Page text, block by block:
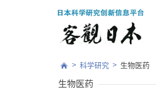
> 科学研究 > 生物医药
生物医药